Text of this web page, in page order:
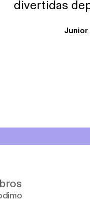
divertidas
trabajo yaJunior